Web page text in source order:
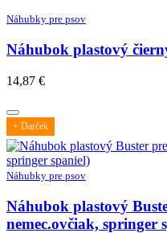
Náhubky pre psov
Náhubok plastový
14,87 €
+ Darček
Náhubky pre psov
Náhubok plastový
nemec.ovčiak, springer